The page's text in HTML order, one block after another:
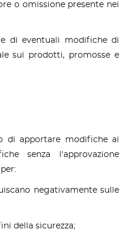
o omissione presente nei
di eventuali modifiche di
sui prodotti, promosse e
di apportare modifiche ai
senza l'approvazione
negativamente sulle
della sicurezza;